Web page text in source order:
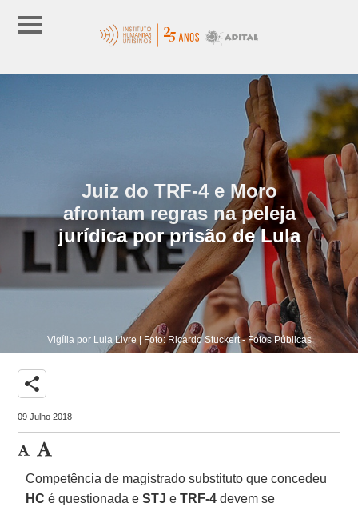
Juiz do TRF-4 e Moro
afrontam regras na peleja
jurídica por prisão de Lula
Vigília por Lula Livre | Foto: Ricardo Stuckert - Fotos Públicas
share
09 Julho 2018
Competência de magistrado substituto que concedeu
HC é questionada eSTJe TRF-4 devem se